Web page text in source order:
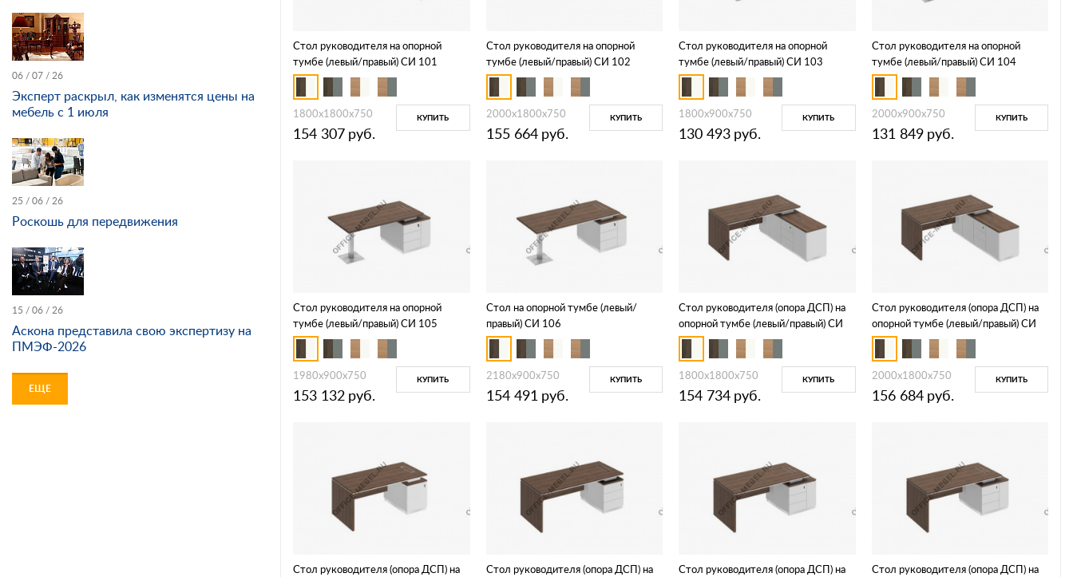
Стол руководителя на опорной
тумбе (левый/правый) СИ 101
1800x1800x750
154 307 руб.
КУПИТЬ
Стол руководителя на опорной
тумбе (левый/правый) СИ 102
2000x1800x750
155 664 руб.
КУПИТЬ
Стол руководителя на опорной
тумбе (левый/правый) СИ 103
1800x900x750
130 493 руб.
КУПИТЬ
Стол руководителя на опорной
тумбе (левый/правый) СИ 104
2000x900x750
131 849 руб.
КУПИТЬ
Стол руководителя на опорной
тумбе (левый/правый) СИ 105
1980x900x750
153 132 руб.
КУПИТЬ
Стол на опорной тумбе (левый/
правый) СИ 106
2180x900x750
154 491 руб.
КУПИТЬ
Стол руководителя (опора ДСП) на
опорной тумбе (левый/правый) СИ
107
1800x1800x750
154 734 руб.
КУПИТЬ
Стол руководителя (опора ДСП) на
опорной тумбе (левый/правый) СИ
108
2000x1800x750
156 684 руб.
КУПИТЬ
Стол руководителя (опора ДСП) на
Стол руководителя (опора ДСП) на
Стол руководителя (опора ДСП) на
Стол руководителя (опора ДСП) на
06 / 07 / 26
Эксперт раскрыл, как изменятся цены на
мебель с 1 июля
25 / 06 / 26
Роскошь для передвижения
15 / 06 / 26
Аскона представила свою экспертизу на
ПМЭФ-2026
ЕЩЕ